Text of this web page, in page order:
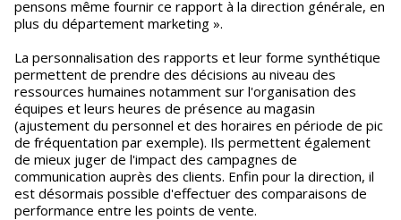
pensons même fournir ce rapport à la direction générale, en
plus du département marketing ».
La personnalisation des rapports et leur forme synthétique
permettent de prendre des décisions au niveau des
ressources humaines notamment sur l'organisation des
équipes et leurs heures de présence au magasin
(ajustement du personnel et des horaires en période de pic
de fréquentation par exemple). Ils permettent également
de mieux juger de l'impact des campagnes de
communication auprès des clients. Enfin pour la direction, il
est désormais possible d'effectuer des comparaisons de
performance entre les points de vente.